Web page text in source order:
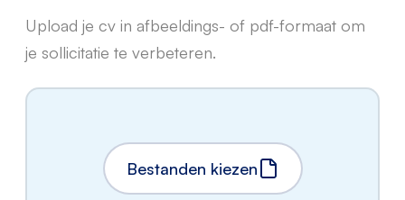
Upload je cv in afbeeldings- of pdf-formaat om
je sollicitatie te verbeteren.
Bestanden kiezen